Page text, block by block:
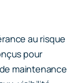
au risque
pour
maintenance